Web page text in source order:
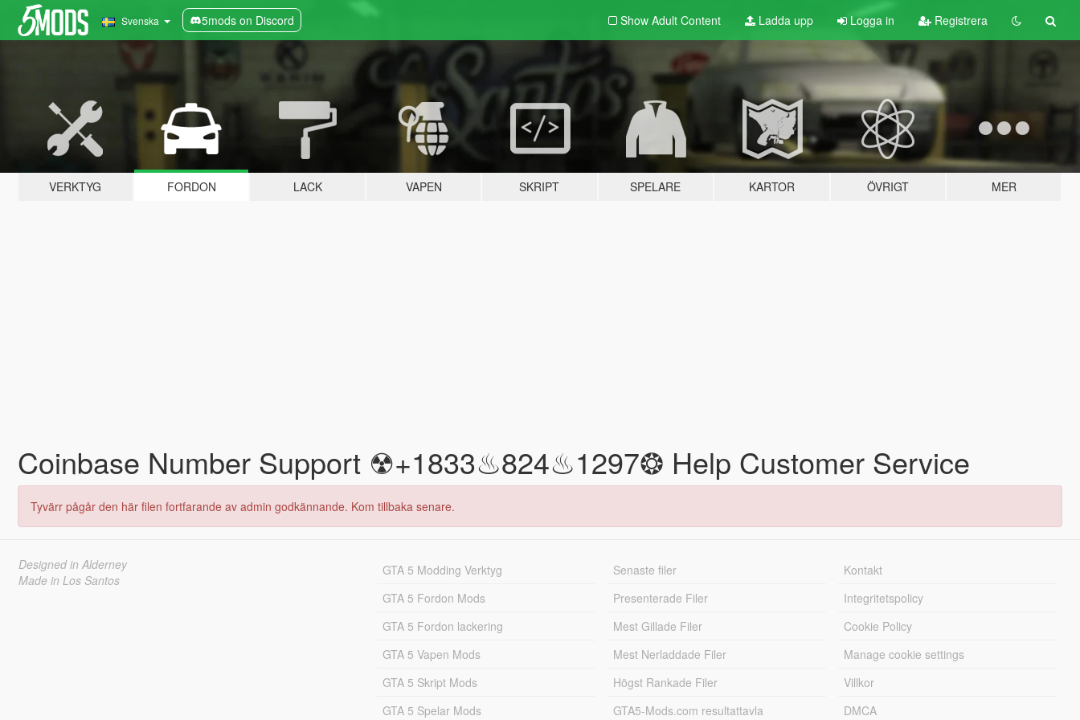
Svenska 5mods on Discord Show Adult Content Ladda upp Logga in Registrera
VERKTYG FORDON LACK VAPEN SKRIPT SPELARE KARTOR ÖVRIGT MER
Coinbase Number Support ☢+1833♨824♨1297❂ Help Customer Service
Tyvärr pågår den här filen fortfarande av admin godkännande. Kom tillbaka senare.
Designed in Alderney
Made in Los Santos
GTA 5 Modding Verktyg
GTA 5 Fordon Mods
GTA 5 Fordon lackering
GTA 5 Vapen Mods
GTA 5 Skript Mods
GTA 5 Spelar Mods
Senaste filer
Presenterade Filer
Mest Gillade Filer
Mest Nerladdade Filer
Högst Rankade Filer
GTA5-Mods.com resultattavla
Kontakt
Integritetspolicy
Cookie Policy
Manage cookie settings
Villkor
DMCA